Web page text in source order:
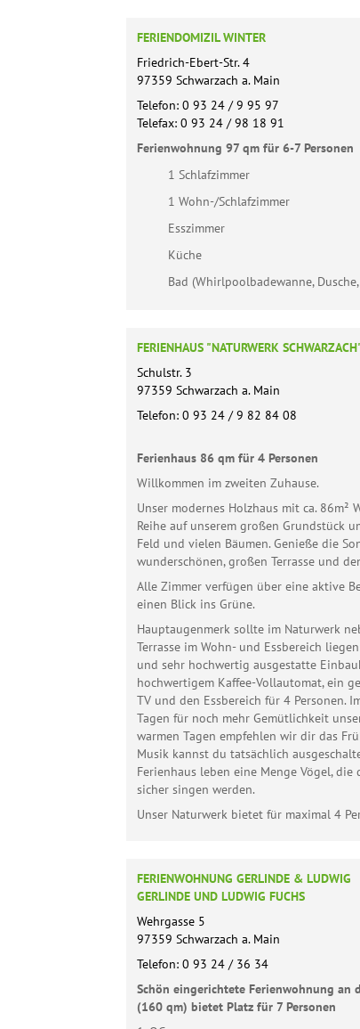
FERIENDOMIZIL WINTER
Friedrich-Ebert-Str. 4
97359 Schwarzach a. Main
Telefon: 0 93 24 / 9 95 97
Telefax: 0 93 24 / 98 18 91
Ferienwohnung 97 qm für 6-7 Personen
1 Schlafzimmer
1 Wohn-/Schlafzimmer
Esszimmer
Küche
Bad (Whirlpoolbadewanne, Dusche,
FERIENHAUS "NATURWERK
Schulstr. 3
97359 Schwarzach a. Main
Telefon: 0 93 24 / 9 82 84 08
Ferienhaus 86 qm für 4 Personen
Willkommen im zweiten Zuhause.
Unser modernes Holzhaus mit ca.
Reihe auf unserem großen Grundstück
Feld und vielen Bäumen. Genieße die
wunderschönen, großen Terrasse und
Alle Zimmer verfügen über eine aktive
einen Blick ins Grüne.
Hauptaugenmerk sollte im Naturwerk
Terrasse im Wohn- und Essbereich
und sehr hochwertig ausgestatte
hochwertigem Kaffee-Vollautomat, ein
TV und den Essbereich für 4 Personen.
Tagen für noch mehr Gemütlichkeit
warmen Tagen empfehlen wir dir das
Musik kannst du tatsächlich
Ferienhaus leben eine Menge Vögel,
sicher singen werden.
Unser Naturwerk bietet für maximal 4
FERIENWOHNUNG GERLINDE & LUDWIG
GERLINDE UND LUDWIG FUCHS
Wehrgasse 5
97359 Schwarzach a. Main
Telefon: 0 93 24 / 36 34
Schön eingerichtete Ferienwohnung an
(160 qm) bietet Platz für 7 Personen